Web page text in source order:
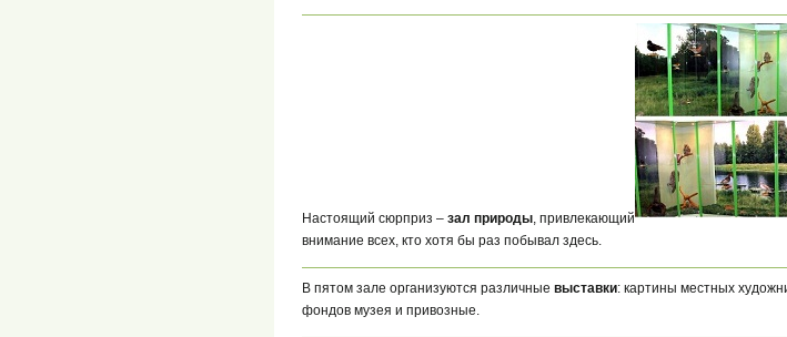
Настоящий сюрприз – зал природы, привлекающий
внимание всех, кто хотя бы раз побывал здесь.
В пятом зале организуются различные выставки: картины местных
фондов музея и привозные.